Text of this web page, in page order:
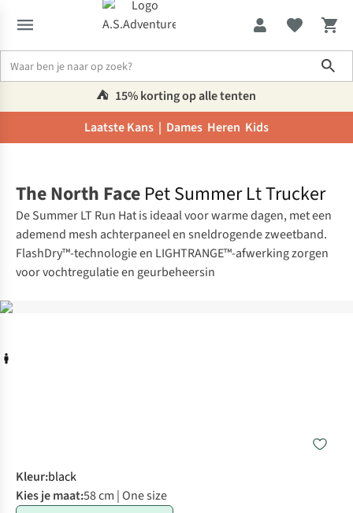
⛺️ 15% korting op alle tenten
Laatste Kans | Dames Heren Kids
The North Face Pet Summer Lt Trucker
De Summer LT Run Hat is ideaal voor warme dagen, met een
ademend mesh achterpaneel en sneldrogende zweetband.
FlashDry™-technologie en LIGHTRANGE™-afwerking zorgen
voor vochtregulatie en geurbeheersin
Kleur:black
Kies je maat:58 cm | One size